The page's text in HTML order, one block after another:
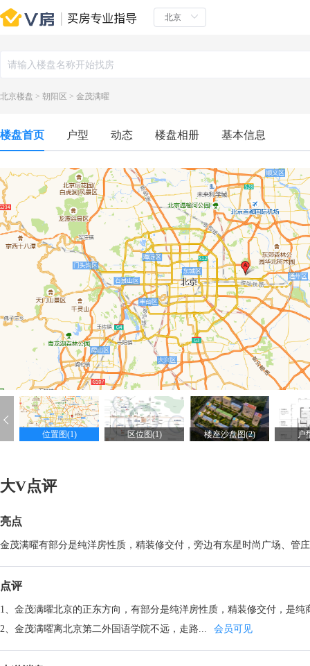
北京楼盘 > 朝阳区 > 金茂满曜
楼盘首页 户型 动态 楼盘相册 基本信息
位置图(1) 区位图(1) 楼座沙盘图(2) 户
大V点评
亮点
金茂满曜有部分是纯洋房性质，精装修交付，旁边有东星时尚广场、管
点评
1、金茂满曜北京的正东方向，有部分是纯洋房性质，精装修交付，是
2、金茂满曜离北京第二外国语学院不远，走路...
会员可见